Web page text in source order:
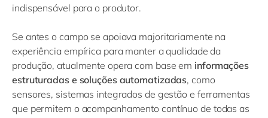
indispensável para o produtor.
Se antes o campo se apoiava majoritariamente na
experiência empírica para manter a qualidade da
produção, atualmente opera com base em informações
estruturadas e soluções automatizadas, como
sensores, sistemas integrados de gestão e ferramentas
que permitem o acompanhamento contínuo de todas as